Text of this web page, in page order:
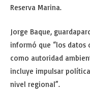
Reserva Marina.
Jorge Baque,
informó que “los datos
como autoridad
incluye impulsar
nivel regional”.